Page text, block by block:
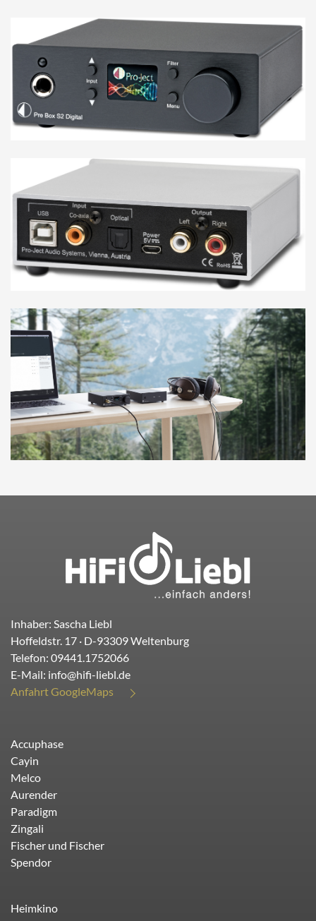
Inhaber: Sascha Liebl
Hoffeldstr. 17 · D-93309Weltenburg
Telefon: 09441.1752066
E-Mail: info@hifi-liebl.de
Anfahrt GoogleMaps
Accuphase
Cayin
Melco
Aurender
Paradigm
Zingali
Fischer und Fischer
Spendor
Heimkino